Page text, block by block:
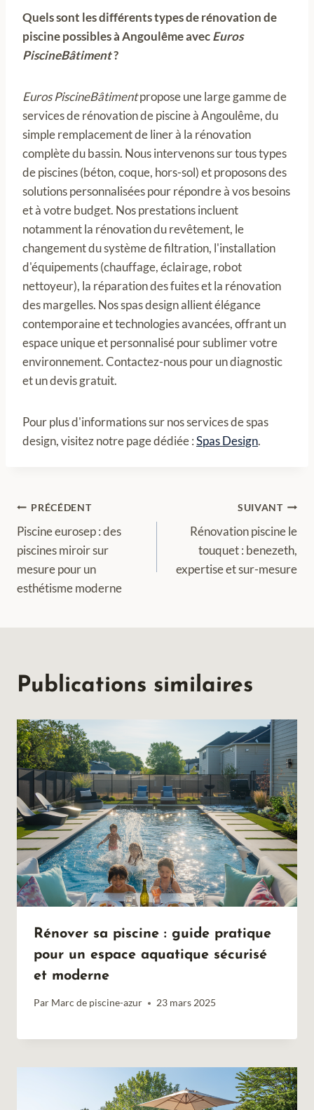
Quels sont les différents types de rénovation de
piscine possibles à Angoulême avecEuros
PiscineBâtiment?
Euros PiscineBâtimentpropose une large gamme de
services de rénovation de piscine à Angoulême, du
simple remplacement de liner à la rénovation
complète du bassin. Nous intervenons sur tous types
de piscines (béton, coque, hors-sol) et proposons des
solutions personnalisées pour répondre à vos besoins
et à votre budget. Nos prestations incluent
notamment la rénovation du revêtement, le
changement du système de filtration, l'installation
d'équipements (chauffage, éclairage, robot
nettoyeur), la réparation des fuites et la rénovation
des margelles. Nos spas design allient élégance
contemporaine et technologies avancées, offrant un
espace unique et personnalisé pour sublimer votre
environnement. Contactez-nous pour un diagnostic
et un devis gratuit.
Pour plus d'informations sur nos services de spas
design, visitez notre page dédiée :Spas Design.
Navigation
de
l’article
PRÉCÉDENT
Piscine eurosep : des
piscines miroir sur
mesure pour un
esthétisme moderne
SUIVANT
Rénovation piscine le
touquet : benezeth,
expertise et sur-mesure
Publications similaires
Rénover sa piscine : guide pratique
pour un espace aquatique sécurisé
et moderne
Par Marc de piscine-azur 23 mars 2025